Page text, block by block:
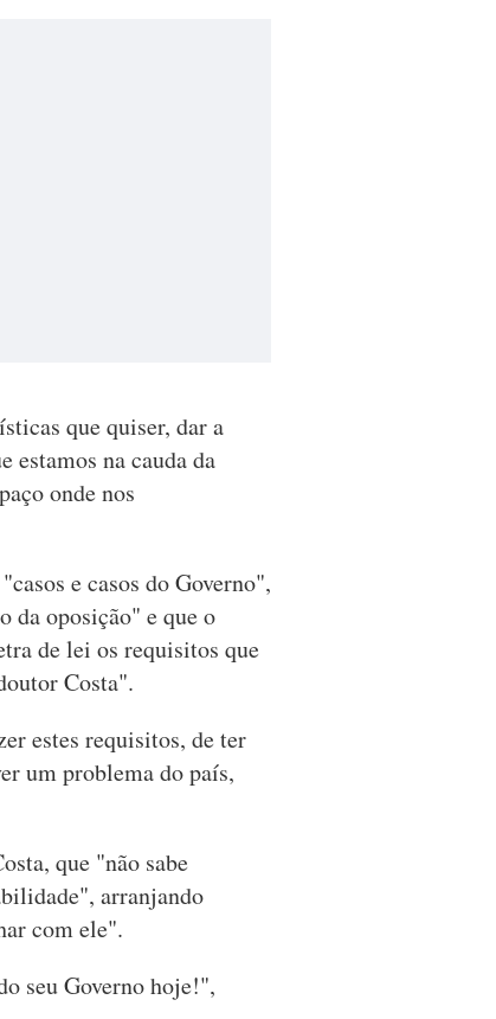
que quiser, dar a
estamos na cauda da
onde nos
e casos do Governo",
da oposição" e que o
de lei os requisitos que
Costa".
estes requisitos, de ter
um problema do país,
que "não sabe
arranjando
com ele".
seu Governo hoje!",